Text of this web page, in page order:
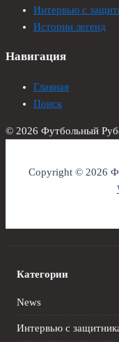
Интервью с
Истории легенд
Навигация
Главная
Поиск
© 2026 Футбольный
Copyright © 2026
Категории
News
Интервью с